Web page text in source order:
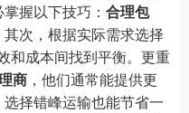
握以下技巧： 合理包
次，根据实际需求选择
和成本间找到平衡。更重
商 ，他们通常能提供更
选择错峰运输也能节省一